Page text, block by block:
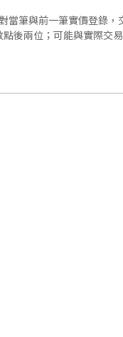
筆與前一筆實價登錄
後兩位；可能與實際交